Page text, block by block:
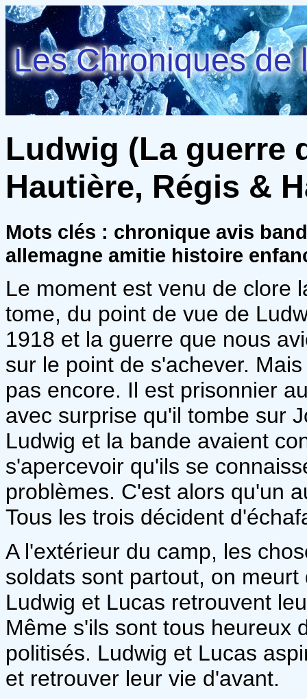
Les Chroniques de
Ludwig (La guerre
Hautière, Régis &
Mots clés : chronique avis
allemagne amitie histoire
Le moment est venu de clore
tome, du point de vue de
1918 et la guerre que nous
sur le point de s'achever.
pas encore. Il est prisonnier
avec surprise qu'il tombe sur
Ludwig et la bande avaient
s'apercevoir qu'ils se
problèmes. C'est alors qu'un
Tous les trois décident
A l'extérieur du camp, les
soldats sont partout, on
Ludwig et Lucas retrouvent
Même s'ils sont tous heureux
politisés. Ludwig et Lucas
et retrouver leur vie d'avant.